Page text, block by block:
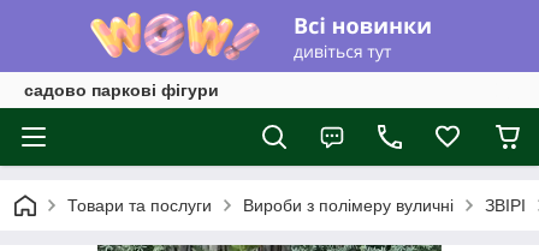
садово паркові фігури
Товари та послуги Вироби з полімеру вуличні ЗВІРІ